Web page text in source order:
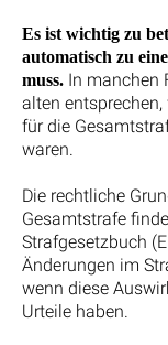
Es ist wichtig zu
automatisch zu
muss. In manchen
alten
für die
waren.
Die rechtliche
Gesamtstrafe
Strafgesetzbuch
Änderungen im
wenn diese
Urteile haben.